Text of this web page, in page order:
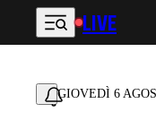
Vai al contenuto principale
LIVE
GIOVEDÌ 6